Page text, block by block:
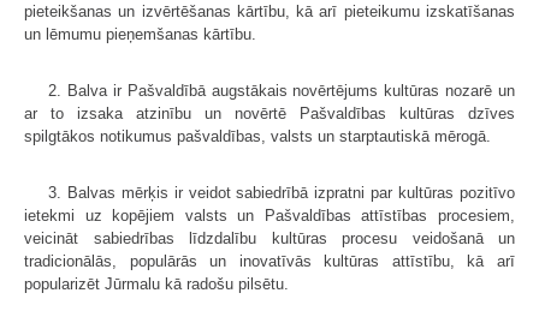
pieteikšanas un izvērtēšanas kārtību, kā arī pieteikumu izskatīšanas
un lēmumu pieņemšanas kārtību.
2. Balva ir Pašvaldībā augstākais novērtējums kultūras nozarē un
ar to izsaka atzinību un novērtē Pašvaldības kultūras dzīves
spilgtākos notikumus pašvaldības, valsts un starptautiskā mērogā.
3. Balvas mērķis ir veidot sabiedrībā izpratni par kultūras pozitīvo
ietekmi uz kopējiem valsts un Pašvaldības attīstības procesiem,
veicināt sabiedrības līdzdalību kultūras procesu veidošanā un
tradicionālās, populārās un inovatīvās kultūras attīstību, kā arī
popularizēt Jūrmalu kā radošu pilsētu.